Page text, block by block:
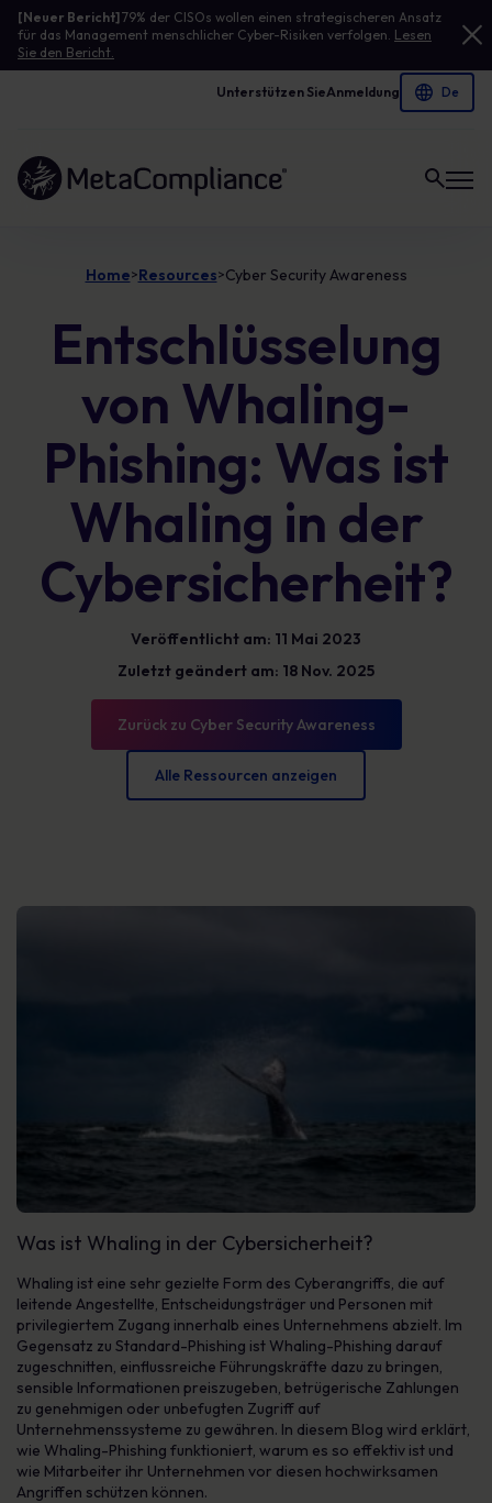
[Neuer Bericht]79% der CISOs wollen einen strategischeren Ansatz
für das Management menschlicher Cyber-Risiken verfolgen. Lesen
Sie den Bericht.
Unterstützen SieAnmeldung
Link zur Homepage
Home>Resources>Cyber Security Awareness
Entschlüsselung
von Whaling-
Phishing: Was ist
Whaling in der
Cybersicherheit?
Veröffentlicht am: 11 Mai 2023
Zuletzt geändert am: 18 Nov. 2025
Zurück zu Cyber Security Awareness
Alle Ressourcen anzeigen
Was ist Whaling in der Cybersicherheit?
Whaling ist eine sehr gezielte Form des Cyberangriffs, die auf
leitende Angestellte, Entscheidungsträger und Personen mit
privilegiertem Zugang innerhalb eines Unternehmens abzielt. Im
Gegensatz zu Standard-Phishing ist Whaling-Phishing darauf
zugeschnitten, einflussreiche Führungskräfte dazu zu bringen,
sensible Informationen preiszugeben, betrügerische Zahlungen
zu genehmigen oder unbefugten Zugriff auf
Unternehmenssysteme zu gewähren. In diesem Blog wird erklärt,
wie Whaling-Phishing funktioniert, warum es so effektiv ist und
wie Mitarbeiter ihr Unternehmen vor diesen hochwirksamen
Angriffen schützen können.